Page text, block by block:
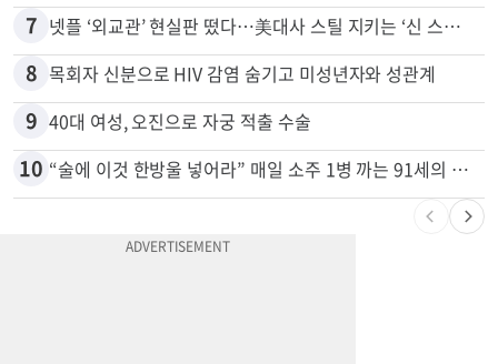
7 넷플 ‘외교관’ 현실판 떴다…美대사 스틸 지키는 ‘신 스틸러’
8 목회자 신분으로 HIV 감염 숨기고 미성년자와 성관계
9 40대 여성, 오진으로 자궁 적출 수술
10 “술에 이것 한방울 넣어라” 매일 소주 1병 까는 91세의 철칙